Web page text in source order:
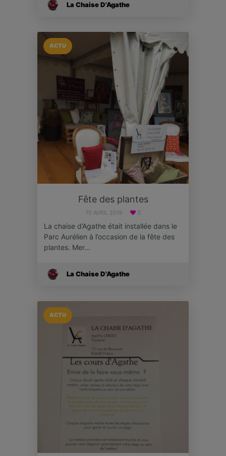
La Chaise D'Agathe
ACTU
Fête des plantes
15 AVRIL 2019 3
La chaise d’Agathe était installée dans le
Parc Aurélien à l’occasion de la fête des
plantes. Mer…
La Chaise D'Agathe
ACTU